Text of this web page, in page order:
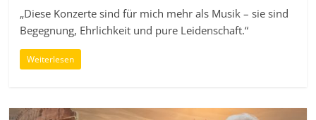
„Diese Konzerte sind für mich mehr als Musik – sie sind
Begegnung, Ehrlichkeit und pure Leidenschaft.“
Weiterlesen